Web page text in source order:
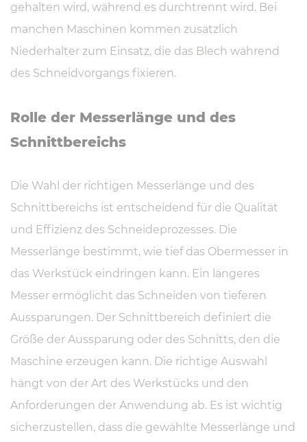
gehalten wird, während es durchtrennt wird. Bei
manchen Maschinen kommen zusätzlich
Niederhalter zum Einsatz, die das Blech während
des Schneidvorgangs fixieren.
Rolle der Mes­ser­län­ge und des
Schnitt­be­reichs
Die Wahl der richtigen Messerlänge und des
Schnittbereichs ist entscheidend für die Qualität
und Effizienz des Schneideprozesses. Die
Messerlänge bestimmt, wie tief das Obermesser in
das Werkstück eindringen kann. Ein längeres
Messer ermöglicht das Schneiden von tieferen
Aussparungen. Der Schnittbereich definiert die
Größe der Aussparung oder des Schnitts, den die
Maschine erzeugen kann. Die richtige Auswahl
hängt von der Art des Werkstücks und den
Anforderungen der Anwendung ab. Es ist wichtig
sicherzustellen, dass die gewählte Messerlänge und